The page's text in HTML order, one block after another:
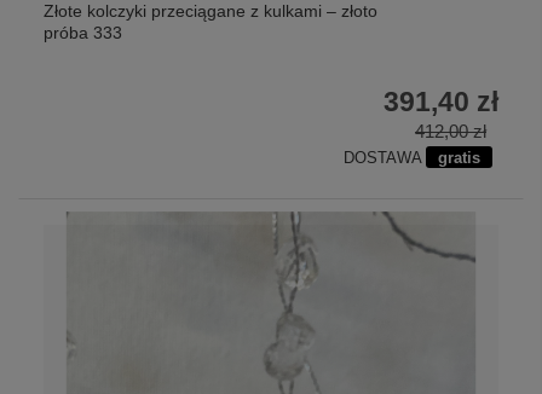
Złote kolczyki przeciągane z kulkami – złoto
próba 333
412,00 zł
391,40 zł
DOSTAWA gratis